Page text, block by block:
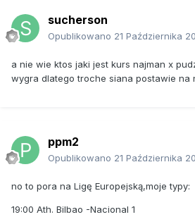
sucherson
Opublikowano 21 Października
a nie wie ktos jaki jest kurs najman x
wygra dlatego troche siana postawie na
ppm2
Opublikowano 21 Października
no to pora na Ligę Europejską,moje typy:
19:00 Ath. Bilbao -Nacional 1